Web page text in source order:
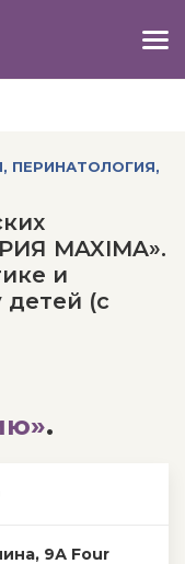
ПЕРИНАТОЛОГИЯ,
MAXIMA».
и
(с
.
9А Four